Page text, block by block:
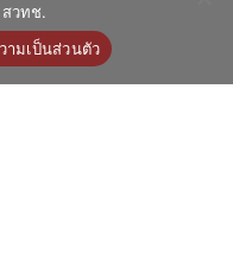
วทช.
ามเป็นส่วนตัว